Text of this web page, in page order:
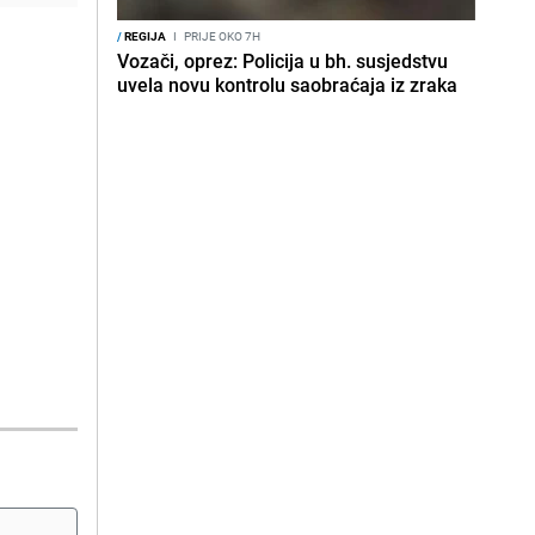
/REGIJA I PRIJE OKO 7H
Vozači, oprez: Policija u bh. susjedstvu
uvela novu kontrolu saobraćaja iz zraka